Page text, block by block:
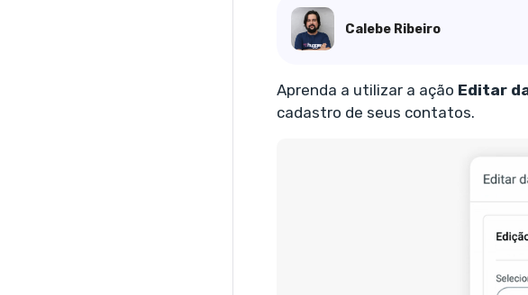
Calebe Ribeiro
Aprenda a utilizar a ação Editar
cadastro de seus contatos.